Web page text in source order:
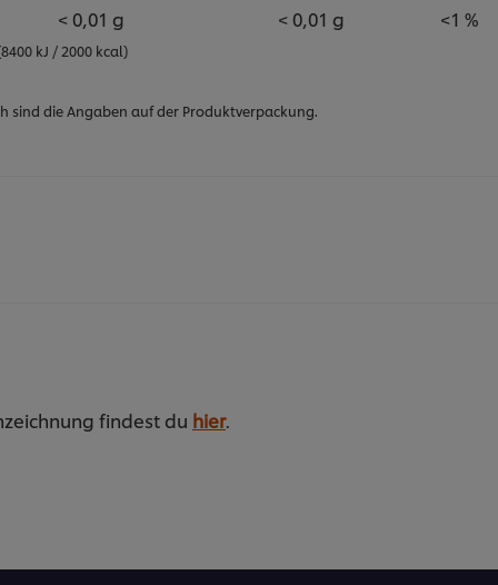
< 0,01 g
< 0,01 g <1 %
kJ / 2000 kcal)
sind die Angaben auf der Produktverpackung.
findest du hier.